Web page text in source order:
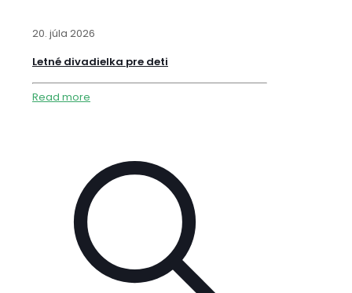
20. júla 2026
Letné divadielka pre deti
Read more